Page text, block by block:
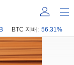
BTC 지배: 56.31%